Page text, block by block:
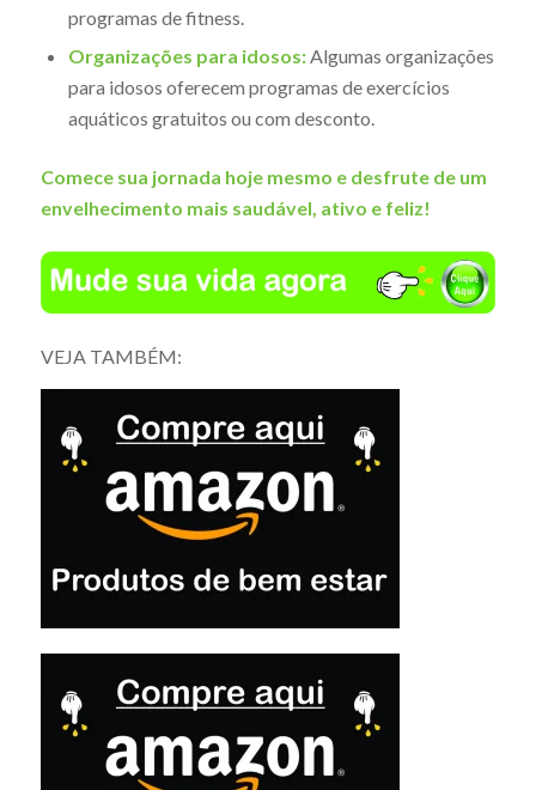
programas de fitness.
Organizações para idosos:Algumas organizações
para idosos oferecem programas de exercícios
aquáticos gratuitos ou com desconto.
Comece sua jornada hoje mesmo e desfrute de um
envelhecimento mais saudável, ativo e feliz!
VEJA TAMBÉM: